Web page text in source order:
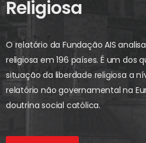
Religiosa
O relatório da Fundação AIS
religiosa em 196 países. É um dos
situação da liberdade religiosa a
relatório não governamental na
doutrina social católica.